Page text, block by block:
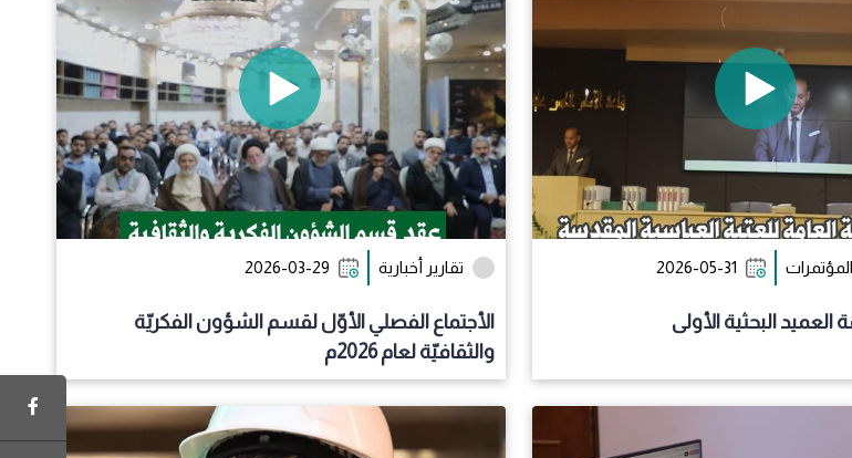
2026-05-31
البحثية الأولى
تقارير أخبارية 2026-03-29
الأجتماع الفصلي الأوّل لقسم الشؤون الفكريّة
والثقافيّة لعام 2026م